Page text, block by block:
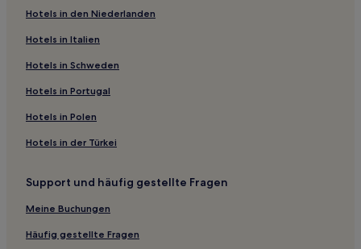
Hotels nahe Collégiale Saint-Martin
St.-Rémy-De-Provence Hotels
Hotels nahe Xavier Vins
Pays des Sorgues und der Monts de Vaucluse: Hotels
Hotels nahe Archäologische Stätte von Glanum
Hotels nahe Schloss Vaudieu
Pernes-Les-Fontaines Hotels
Groß-Avignon: Hotels
Maussane-Les-Alpilles Hotels
Hotels in den Niederlanden
Hotels in Italien
Hotels in Schweden
Hotels in Portugal
Hotels in Polen
Hotels in der Türkei
Support und häufig gestellte Fragen
Meine Buchungen
Häufig gestellte Fragen